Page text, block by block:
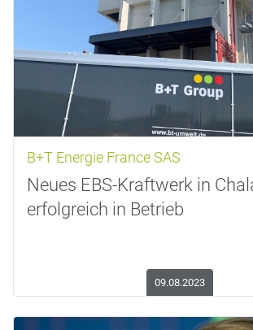
B+T Energie France SAS
Neues EBS-Kraftwerk in
erfolgreich in Betrieb
09.08.2023